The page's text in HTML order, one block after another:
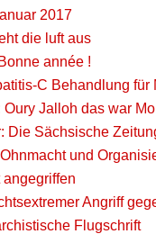
2017
die luft aus
année !
C Behandlung für
Jalloh das war
Die Sächsische
und
angegriffen
Angriff
Flugschrift